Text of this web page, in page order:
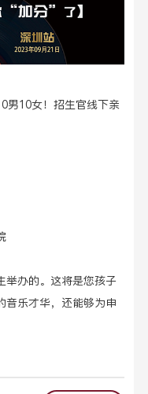
男10女！招生官线下亲
举办的。这将是您孩子
音乐才华，还能够为申